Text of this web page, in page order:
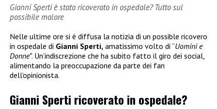
Gianni Sperti è stato ricoverato in ospedale? Tutto sul
possibile malore
Nelle ultime ore si è diffusa la notizia di un possible ricovero
in ospedale di Gianni Sperti, amatissimo volto di “Uomini e
Donne”. Un’indiscrezione che ha subito fatto il giro dei social,
alimentando la preoccupazione da parte dei fan
dell’opinionista.
Gianni Sperti ricoverato in ospedale?